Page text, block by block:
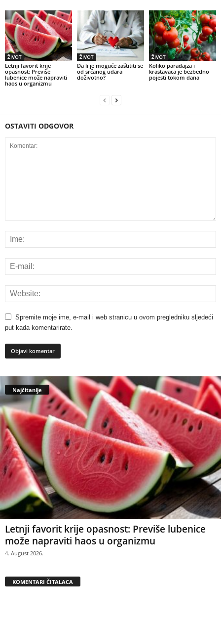
ŽIVOT
Letnji favorit krije
opasnost: Previše
lubenice može napraviti
haos u organizmu
ŽIVOT
Da li je moguće zaštititi se
od srčanog udara
doživotno?
ŽIVOT
Koliko paradajza i
krastavaca je bezbedno
pojesti tokom dana
OSTAVITI ODGOVOR
Spremite moje ime, e-mail i web stranicu u ovom pregledniku sljedeći
put kada komentarirate.
Najčitanije
Letnji favorit krije opasnost: Previše lubenice
može napraviti haos u organizmu
4. August 2026.
KOMENTARI ČITALACA